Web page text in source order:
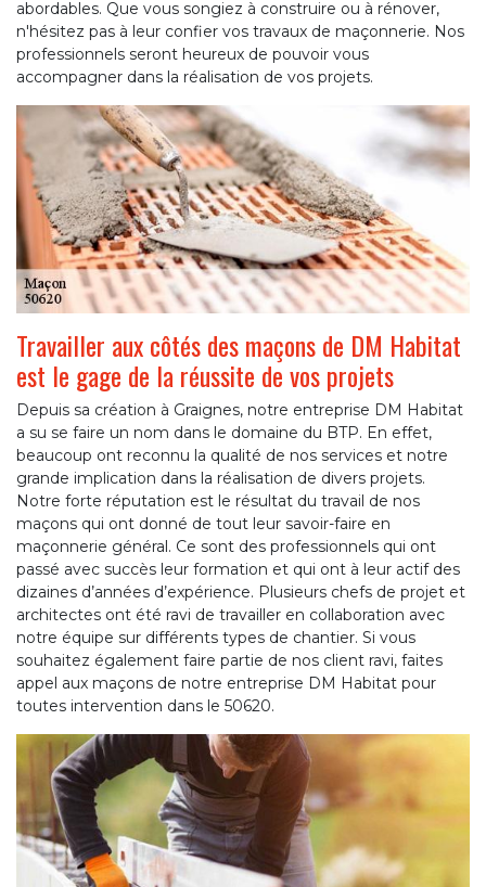
abordables. Que vous songiez à construire ou à rénover,
n'hésitez pas à leur confier vos travaux de maçonnerie. Nos
professionnels seront heureux de pouvoir vous
accompagner dans la réalisation de vos projets.
Travailler aux côtés des maçons de DM Habitat
est le gage de la réussite de vos projets
Depuis sa création à Graignes, notre entreprise DM Habitat
a su se faire un nom dans le domaine du BTP. En effet,
beaucoup ont reconnu la qualité de nos services et notre
grande implication dans la réalisation de divers projets.
Notre forte réputation est le résultat du travail de nos
maçons qui ont donné de tout leur savoir-faire en
maçonnerie général. Ce sont des professionnels qui ont
passé avec succès leur formation et qui ont à leur actif des
dizaines d’années d’expérience. Plusieurs chefs de projet et
architectes ont été ravi de travailler en collaboration avec
notre équipe sur différents types de chantier. Si vous
souhaitez également faire partie de nos client ravi, faites
appel aux maçons de notre entreprise DM Habitat pour
toutes intervention dans le 50620.